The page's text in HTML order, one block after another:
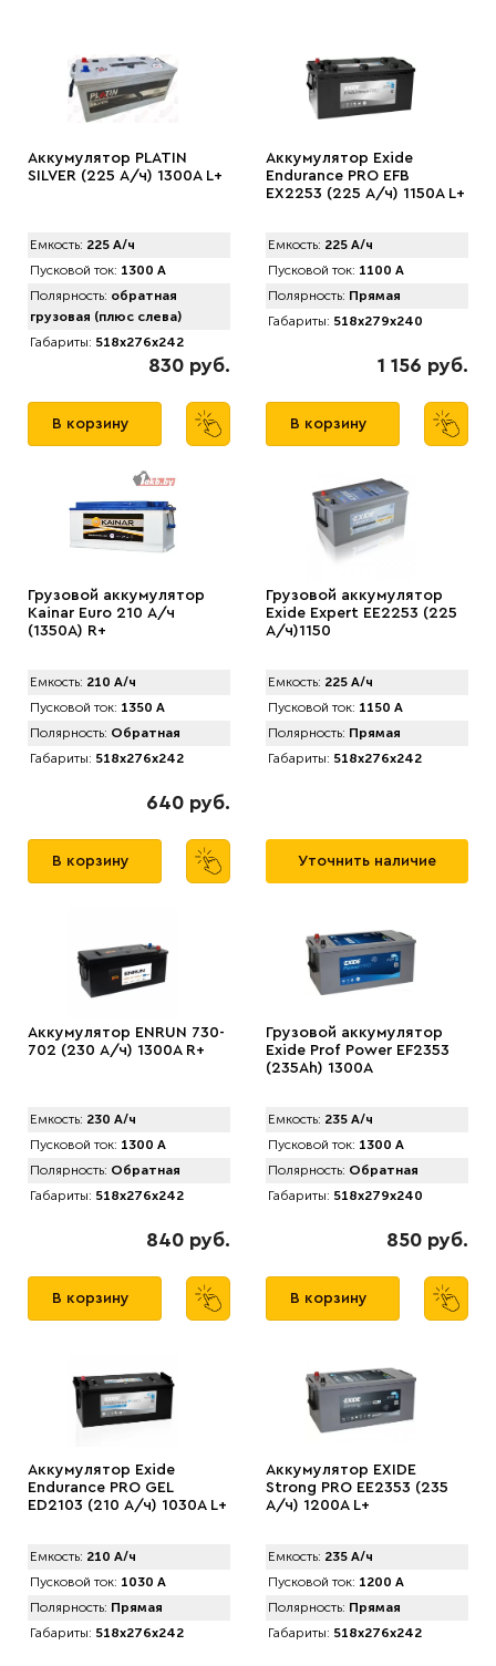
Аккумулятор PLATIN
SILVER (225 А/ч) 1300A L+
Емкость: 225 А/ч
Пусковой ток: 1300 А
Полярность: обратная
грузовая (плюс слева)
Габариты: 518x276x242
830 руб.
В корзину
Аккумулятор Exide
Endurance PRO EFB
EX2253 (225 А/ч) 1150А L+
Емкость: 225 А/ч
Пусковой ток: 1100 А
Полярность: Прямая
Габариты: 518x279x240
1 156 руб.
В корзину
Грузовой аккумулятор
Kainar Euro 210 А/ч
(1350A) R+
Емкость: 210 А/ч
Пусковой ток: 1350 А
Полярность: Обратная
Габариты: 518x276x242
640 руб.
В корзину
Грузовой аккумулятор
Exide Expert EE2253 (225
А/ч)1150
Емкость: 225 А/ч
Пусковой ток: 1150 А
Полярность: Прямая
Габариты: 518x276x242
Уточнить наличие
Аккумулятор ENRUN 730-
702 (230 А/ч) 1300A R+
Емкость: 230 А/ч
Пусковой ток: 1300 А
Полярность: Обратная
Габариты: 518x276x242
840 руб.
В корзину
Грузовой аккумулятор
Exide Prof Power EF2353
(235Ah) 1300A
Емкость: 235 А/ч
Пусковой ток: 1300 А
Полярность: Обратная
Габариты: 518x279x240
850 руб.
В корзину
Аккумулятор Exide
Endurance PRO GEL
ED2103 (210 А/ч) 1030A L+
Емкость: 210 А/ч
Пусковой ток: 1030 А
Полярность: Прямая
Габариты: 518x276x242
Аккумулятор EXIDE
Strong PRO EE2353 (235
А/ч) 1200A L+
Емкость: 235 А/ч
Пусковой ток: 1200 А
Полярность: Прямая
Габариты: 518x276x242